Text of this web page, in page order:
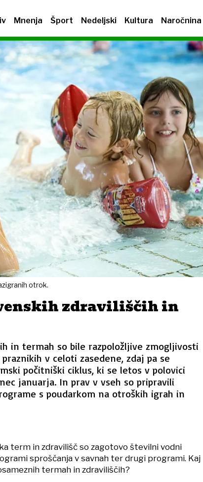
Mnenja Šport Nedeljski Kultura Naročnina
otrok.
zdraviliščih in
in termah so bile razpoložljive zmogljivosti
v celoti zasedene, zdaj pa se
počitniški ciklus, ki se letos v polovici
januarja. In prav v vseh so pripravili
s poudarkom na otroških igrah in
term in zdravilišč so zagotovo številni vodni
sproščanja v savnah ter drugi programi. Kaj
termah in zdraviliščih?